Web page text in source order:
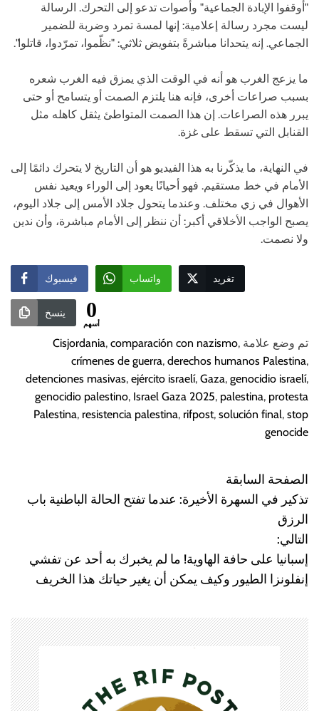
"أوقفوا الإبادة الجماعية" وأصوات تدعو إلى التحرك. الرسالة
ليست مجرد رسالة إعلامية: إنها لمسة تمرد وضربة للضمير
الجماعي. إنه يتحدانا مباشرةً بتفويض ثلاثي: "نظّموا، تمرّدوا، قاتلوا".
ما يزعج الغرب هو أنه في الوقت الذي يمزق فيه الغرب شعره
بسبب صراعات أخرى، فإنه هنا يلتزم الصمت أو يتسامح أو حتى
يبرر هذه الصراعات. إن هذا الصمت المتواطئ يثقل كاهله مثل
القنابل التي تسقط على غزة.
في النهاية، ما يذكّرنا به هذا الفيديو هو أن التاريخ لا يتحرك دائمًا إلى
الأمام في خط مستقيم. فهو أحيانًا يعود إلى الوراء ويعيد نفس
الأهوال في زي مختلف. وعندما يتحول جلاد الأمس إلى جلاد اليوم،
يصبح الواجب الأخلاقي أكبر: أن ننظر إلى الأمام مباشرة، وأن ندين
ولا نصمت.
فيسبوك واتساب تغريد
ينسخ 0
أسهم
تم وضع علامة Cisjordania, comparación con nazismo,
crímenes de guerra, derechos humanos Palestina,
detenciones masivas, ejército israelí, Gaza, genocidio israelí,
genocidio palestino, Israel Gaza 2025, palestina, protesta
Palestina, resistencia palestina, rifpost, solución final, stop
genocide
N
a
v
e
a
c
i
الصفحة السابقة
تذكير في السهرة الأخيرة: عندما تفتح الحالة الباطنية باب
الرزق
التالي:
إسبانيا على حافة الهاوية! ما لم يخبرك به أحد عن تفشي
إنفلونزا الطيور وكيف يمكن أن يغير حياتك هذا الخريف